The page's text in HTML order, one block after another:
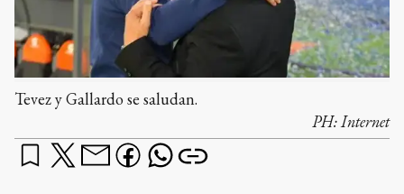
Tevez y Gallardo se saludan.
PH:Internet